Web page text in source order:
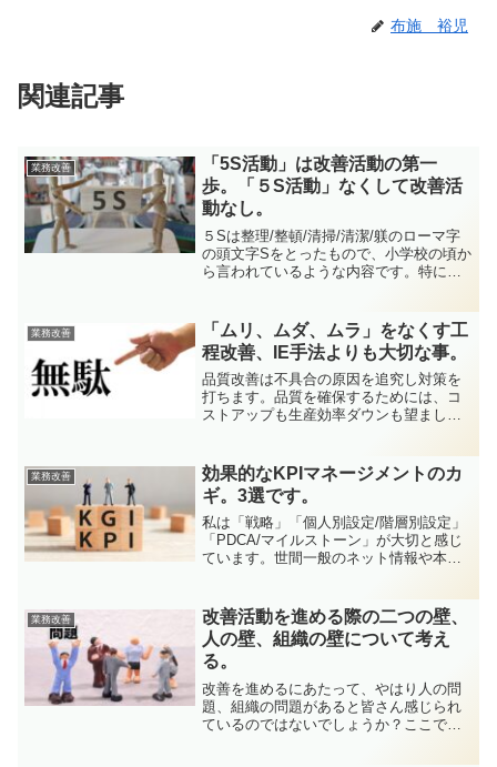
布施 裕児
関連記事
業務改善
「5S活動」は改善活動の第一
歩。「５S活動」なくして改善活
動なし。
５Sは整理/整頓/清掃/清潔/躾のローマ字
の頭文字Sをとったもので、小学校の頃か
ら言われているような内容です。特に、
なければならないの？と思われる方も多
いのではないでし...
業務改善
「ムリ、ムダ、ムラ」をなくす工
程改善、IE手法よりも大切な事。
品質改善は不具合の原因を追究し対策を
打ちます。品質を確保するためには、コ
ストアップも生産効率ダウンも望ましく
率、コスト削減を探るものです。コスト
アップ、生産効率ダウン...
業務改善
効果的なKPIマネージメントのカ
ギ。3選です。
私は「戦略」「個人別設定/階層別設定」
「PDCA/マイルストーン」が大切と感じ
ています。世間一般のネット情報や本な
読いただき、皆様のマネージメント方法
を考えるキッカケに...
業務改善
改善活動を進める際の二つの壁、
人の壁、組織の壁について考え
る。
改善を進めるにあたって、やはり人の問
題、組織の問題があると皆さん感じられ
ているのではないでしょうか？ここでは